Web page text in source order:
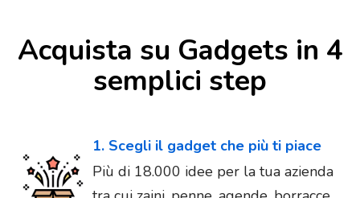
Acquista su Gadgets in 4
semplici step
1. Scegli il gadget che più ti piace
Più di 18.000 idee per la tua azienda